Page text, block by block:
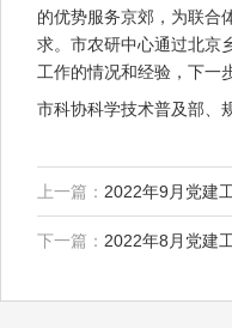
的优势服务京郊，为联合
求。市农研中心通过北京
工作的情况和经验，下一
市科协科学技术普及部、
上一篇： 2022年9月党建
下一篇： 2022年8月党建